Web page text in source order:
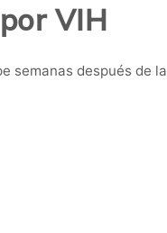
VIH
semanas después de la